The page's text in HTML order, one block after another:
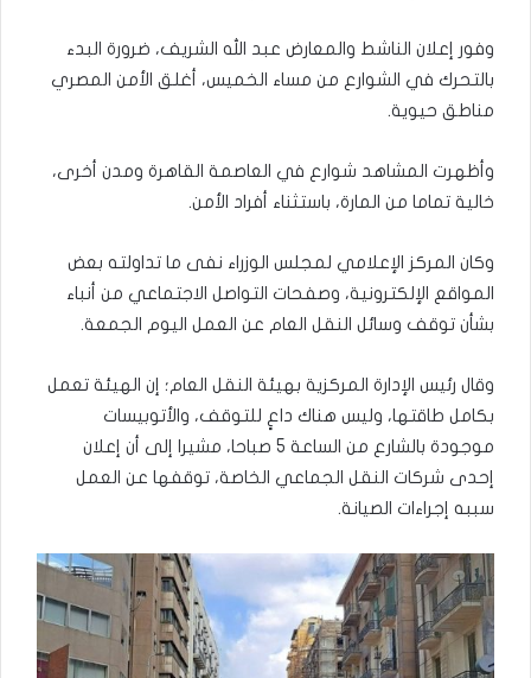
وفور إعلان الناشط والمعارض عبد الله الشريف، ضرورة البدء
بالتحرك في الشوارع من مساء الخميس، أغلق الأمن المصري
مناطق حيوية.
وأظهرت المشاهد شوارع في العاصمة القاهرة ومدن أخرى،
خالية تماما من المارة، باستثناء أفراد الأمن.
وكان المركز الإعلامي لمجلس الوزراء نفى ما تداولته بعض
المواقع الإلكترونية، وصفحات التواصل الاجتماعي من أنباء
بشأن توقف وسائل النقل العام عن العمل اليوم الجمعة.
وقال رئيس الإدارة المركزية بهيئة النقل العام؛ إن الهيئة تعمل
بكامل طاقتها، وليس هناك داعٍ للتوقف، والأتوبيسات
موجودة بالشارع من الساعة 5 صباحا، مشيرا إلى أن إعلان
إحدى شركات النقل الجماعي الخاصة، توقفها عن العمل
سببه إجراءات الصيانة.